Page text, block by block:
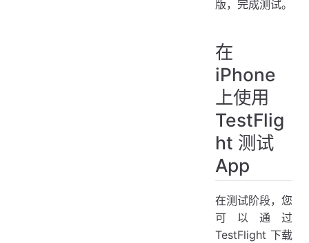
版，完成测试。
在
iPhone
上使用
TestFlig
ht 测试
App
在测试阶段，您
可以通过
TestFlight 下载